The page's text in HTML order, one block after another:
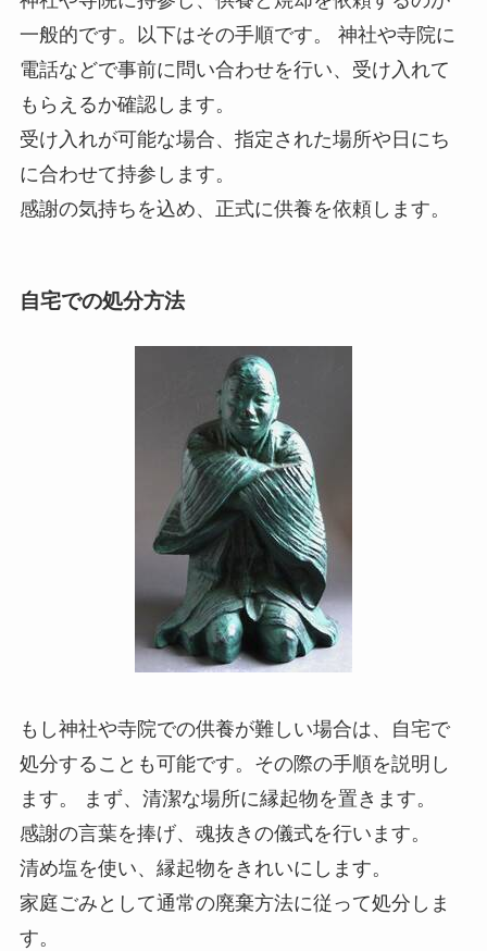
一般的です。以下はその手順です。 神社や寺院に
電話などで事前に問い合わせを行い、受け入れて
もらえるか確認します。
受け入れが可能な場合、指定された場所や日にち
に合わせて持参します。
感謝の気持ちを込め、正式に供養を依頼します。
自宅での処分方法
もし神社や寺院での供養が難しい場合は、自宅で
処分することも可能です。その際の手順を説明し
ます。 まず、清潔な場所に縁起物を置きます。
感謝の言葉を捧げ、魂抜きの儀式を行います。
清め塩を使い、縁起物をきれいにします。
家庭ごみとして通常の廃棄方法に従って処分しま
す。